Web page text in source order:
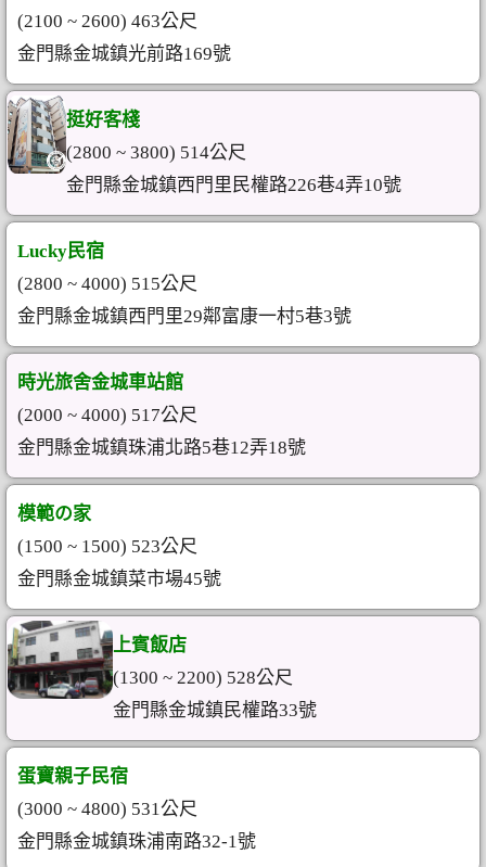
(2100 ~ 2600) 463公尺
金門縣金城鎮光前路169號
挺好客棧
(2800 ~ 3800) 514公尺
金門縣金城鎮西門里民權路226巷4弄10號
Lucky民宿
(2800 ~ 4000) 515公尺
金門縣金城鎮西門里29鄰富康一村5巷3號
時光旅舍金城車站館
(2000 ~ 4000) 517公尺
金門縣金城鎮珠浦北路5巷12弄18號
模範の家
(1500 ~ 1500) 523公尺
金門縣金城鎮菜市場45號
上賓飯店
(1300 ~ 2200) 528公尺
金門縣金城鎮民權路33號
蛋寶親子民宿
(3000 ~ 4800) 531公尺
金門縣金城鎮珠浦南路32-1號